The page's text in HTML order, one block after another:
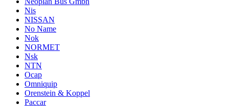
Nis
NISSAN
No Name
Nok
NORMET
Nsk
NTN
Ocap
Omniquip
Orenstein & Koppel
Paccar